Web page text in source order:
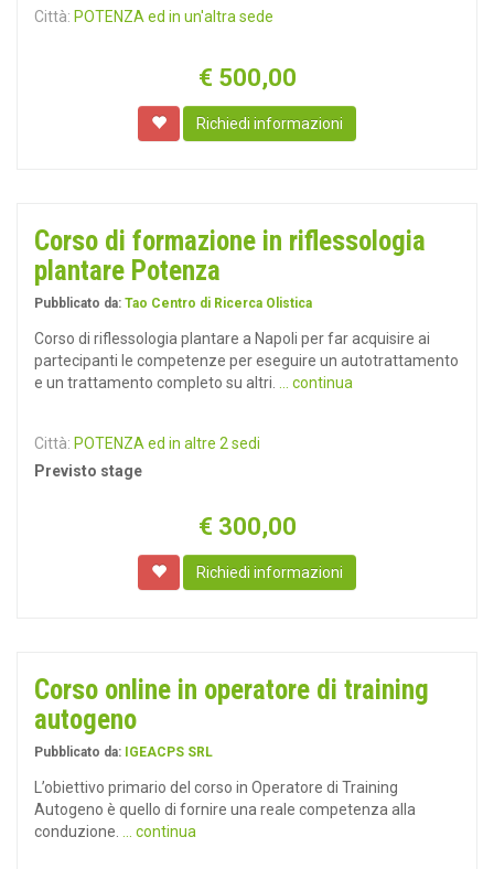
Città: POTENZA ed in un'altra sede
€ 500,00
Richiedi informazioni
Corso di formazione in riflessologia
plantare Potenza
Pubblicato da: Tao Centro di Ricerca Olistica
Corso di riflessologia plantare a Napoli per far acquisire ai
partecipanti le competenze per eseguire un autotrattamento
e un trattamento completo su altri.
... continua
Città: POTENZA ed in altre 2 sedi
Previsto stage
€ 300,00
Richiedi informazioni
Corso online in operatore di training
autogeno
Pubblicato da: IGEACPS SRL
L’obiettivo primario del corso in Operatore di Training
Autogeno è quello di fornire una reale competenza alla
conduzione.
... continua